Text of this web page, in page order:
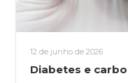
12 de junho de 2026
Diabetes e